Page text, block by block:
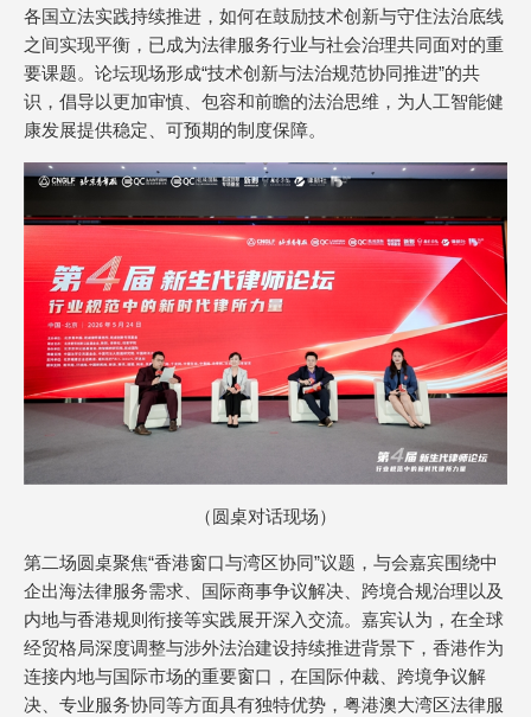
各国立法实践持续推进，如何在鼓励技术创新与守住法治底线
之间实现平衡，已成为法律服务行业与社会治理共同面对的重
要课题。论坛现场形成“技术创新与法治规范协同推进”的共
识，倡导以更加审慎、包容和前瞻的法治思维，为人工智能健
康发展提供稳定、可预期的制度保障。
（圆桌对话现场）
第二场圆桌聚焦“香港窗口与湾区协同”议题，与会嘉宾围绕中
企出海法律服务需求、国际商事争议解决、跨境合规治理以及
内地与香港规则衔接等实践展开深入交流。嘉宾认为，在全球
经贸格局深度调整与涉外法治建设持续推进背景下，香港作为
连接内地与国际市场的重要窗口，在国际仲裁、跨境争议解
决、专业服务协同等方面具有独特优势，粤港澳大湾区法律服